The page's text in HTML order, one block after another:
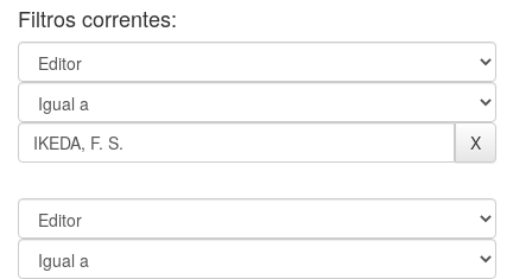
Filtros correntes: